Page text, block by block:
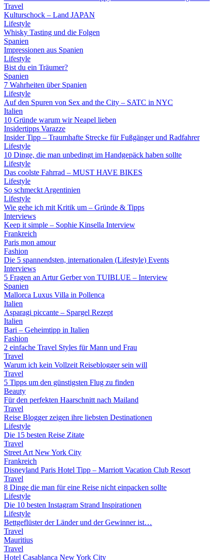
Travel
Kulturschock – Land JAPAN
Lifestyle
Whisky Tasting und die Folgen
Spanien
Impressionen aus Spanien
Lifestyle
Bist du ein Träumer?
Spanien
7 Wahrheiten über Spanien
Lifestyle
Auf den Spuren von Sex and the City – SATC in NYC
Italien
10 Gründe warum wir Neapel lieben
Insidertipps Varazze
Insider Tipp – Traumhafte Strecke für Fußgänger und Radfahrer
Lifestyle
10 Dinge, die man unbedingt im Handgepäck haben sollte
Lifestyle
Das coolste Fahrrad – MUST HAVE BIKES
Lifestyle
So schmeckt Argentinien
Lifestyle
Wie gehe ich mit Kritik um – Gründe & Tipps
Interviews
Keep it simple – Sophie Kinsella Interview
Frankreich
Paris mon amour
Fashion
Die 5 spannendsten, internationalen (Lifestyle) Events
Interviews
5 Fragen an Artur Gerber von TUIBLUE – Interview
Spanien
Mallorca Luxus Villa in Pollenca
Italien
Asparagi piccante – Spargel Rezept
Italien
Bari – Geheimtipp in Italien
Fashion
2 einfache Travel Styles für Mann und Frau
Travel
Warum ich kein Vollzeit Reiseblogger sein will
Travel
5 Tipps um den günstigsten Flug zu finden
Beauty
Für den perfekten Haarschnitt nach Mailand
Travel
Reise Blogger zeigen ihre liebsten Destinationen
Lifestyle
Die 15 besten Reise Zitate
Travel
Street Art New York City
Frankreich
Disneyland Paris Hotel Tipp – Marriott Vacation Club Resort
Travel
8 Dinge die man für eine Reise nicht einpacken sollte
Lifestyle
Die 10 besten Instagram Strand Inspirationen
Lifestyle
Bettgeflüster der Länder und der Gewinner ist…
Travel
Mauritius
Travel
Hotel Casablanca New York City